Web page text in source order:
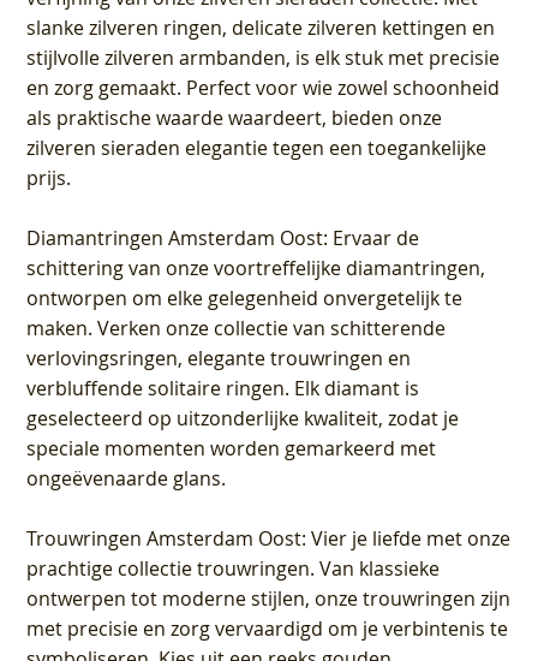
slanke zilveren ringen, delicate zilveren kettingen en
stijlvolle zilveren armbanden, is elk stuk met precisie
en zorg gemaakt. Perfect voor wie zowel schoonheid
als praktische waarde waardeert, bieden onze
zilveren sieraden elegantie tegen een toegankelijke
prijs.
Diamantringen Amsterdam Oost: Ervaar de
schittering van onze voortreffelijke diamantringen,
ontworpen om elke gelegenheid onvergetelijk te
maken. Verken onze collectie van schitterende
verlovingsringen, elegante trouwringen en
verbluffende solitaire ringen. Elk diamant is
geselecteerd op uitzonderlijke kwaliteit, zodat je
speciale momenten worden gemarkeerd met
ongeëvenaarde glans.
Trouwringen Amsterdam Oost: Vier je liefde met onze
prachtige collectie trouwringen. Van klassieke
ontwerpen tot moderne stijlen, onze trouwringen zijn
met precisie en zorg vervaardigd om je verbintenis te